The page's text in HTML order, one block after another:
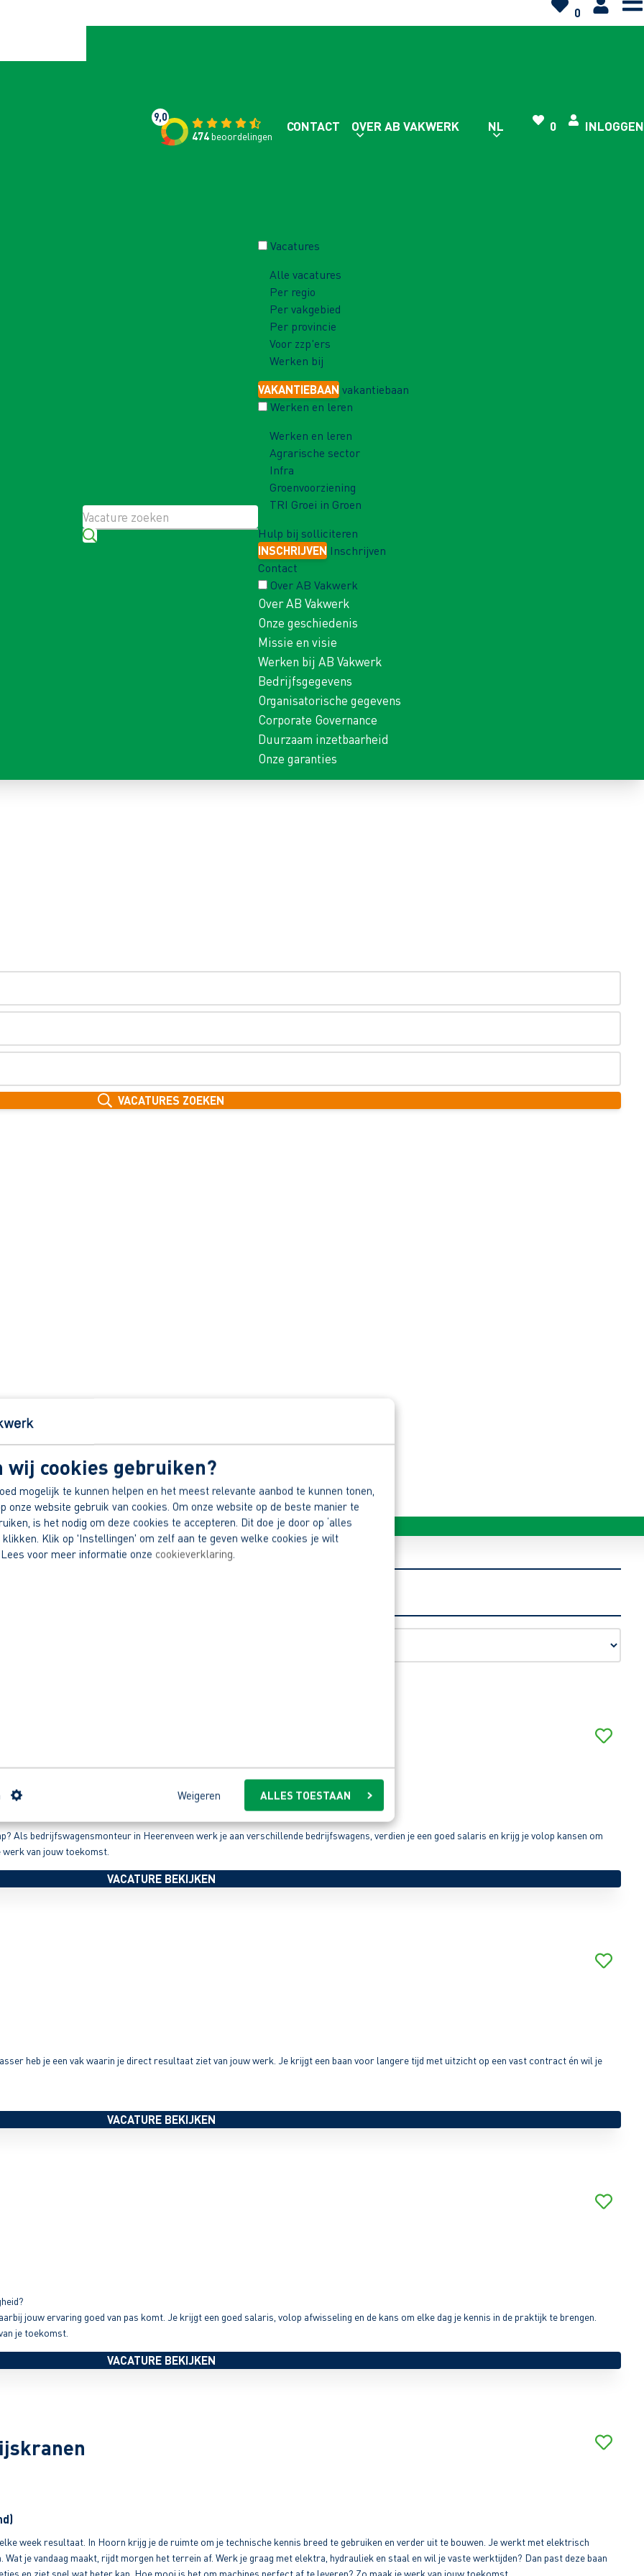
wij cookies gebruiken?
mogelijk te kunnen helpen en het meest relevante aanbod te kunnen tonen,
onze website gebruik van cookies. Om onze website op de beste manier te
is het nodig om deze cookies te accepteren. Dit doe je door op ‘alles
klikken. Klik op 'Instellingen' om zelf aan te geven welke cookies je wilt
voor meer informatie onze cookieverklaring.
Weigeren ALLES TOESTAAN
0
9,0
474beoordelingen
CONTACT OVER AB VAKWERK NL 0 INLOGGEN
Vacatures
Alle vacatures
Per regio
Per vakgebied
Per provincie
Voor zzp'ers
Werken bij
VAKANTIEBAAN vakantiebaan
Werken en leren
Werken en leren
Agrarische sector
Infra
Groenvoorziening
TRI Groei in Groen
Hulp bij solliciteren
INSCHRIJVEN Inschrijven
Contact
Over AB Vakwerk
Over AB Vakwerk
Onze geschiedenis
Missie en visie
Werken bij AB Vakwerk
Bedrijfsgegevens
Organisatorische gegevens
Corporate Governance
Duurzaam inzetbaarheid
Onze garanties
VACATURES ZOEKEN
TOON 80 VACATURES
Filters
Als bedrijfswagensmonteur in Heerenveen werk je aan verschillende bedrijfswagens, verdien je een goed salaris en krijg je volop kansen om
van jouw toekomst.
VACATURE BEKIJKEN
heb je een vak waarin je direct resultaat ziet van jouw werk. Je krijgt een baan voor langere tijd met uitzicht op een vast contract én wil je
VACATURE BEKIJKEN
jouw ervaring goed van pas komt. Je krijgt een goed salaris, volop afwisseling en de kans om elke dag je kennis in de praktijk te brengen.
je toekomst.
VACATURE BEKIJKEN
week resultaat. In Hoorn krijg je de ruimte om je technische kennis breed te gebruiken en verder uit te bouwen. Je werkt met elektrisch
je vandaag maakt, rijdt morgen het terrein af. Werk je graag met elektra, hydrauliek en staal en wil je vaste werktijden? Dan past deze baan
en ziet snel wat beter kan. Hoe mooi is het om machines perfect af te leveren? Zo maak je werk van jouw toekomst.